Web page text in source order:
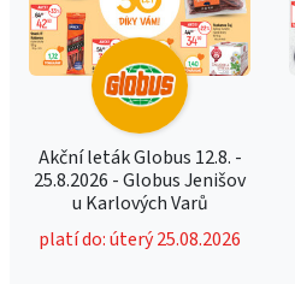
Akční leták Globus 12.8. -
25.8.2026 - Globus Jenišov
u Karlových Varů
platí do: úterý 25.08.2026